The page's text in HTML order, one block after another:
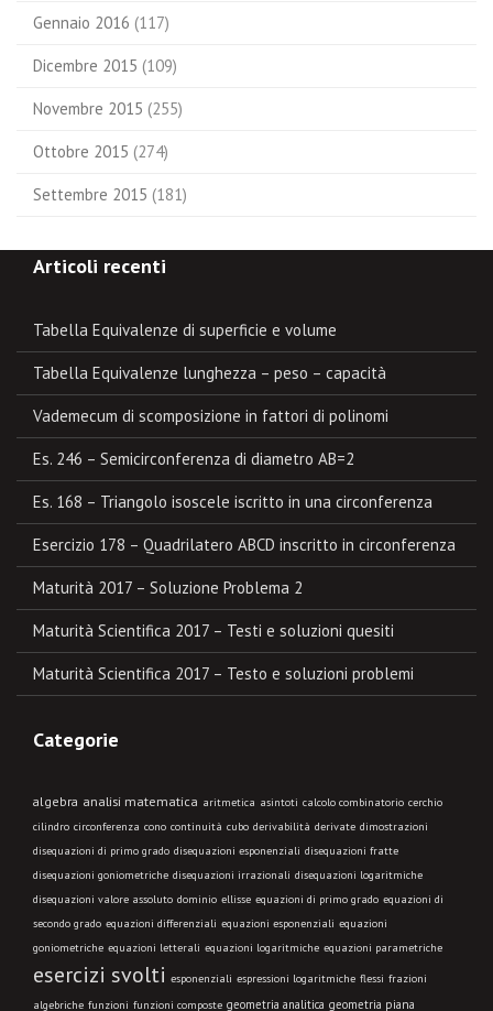
Gennaio 2016 (117)
Dicembre 2015 (109)
Novembre 2015 (255)
Ottobre 2015 (274)
Settembre 2015 (181)
Articoli recenti
Tabella Equivalenze di superficie e volume
Tabella Equivalenze lunghezza – peso – capacità
Vademecum di scomposizione in fattori di polinomi
Es. 246 – Semicirconferenza di diametro AB=2
Es. 168 – Triangolo isoscele iscritto in una circonferenza
Esercizio 178 – Quadrilatero ABCD inscritto in circonferenza
Maturità 2017 – Soluzione Problema 2
Maturità Scientifica 2017 – Testi e soluzioni quesiti
Maturità Scientifica 2017 – Testo e soluzioni problemi
Categorie
algebra analisi matematica aritmetica asintoti calcolo combinatorio cerchio
cilindro circonferenza cono continuità cubo derivabilità derivate dimostrazioni
disequazioni di primo grado disequazioni esponenziali disequazioni fratte
disequazioni goniometriche disequazioni irrazionali disequazioni logaritmiche
disequazioni valore assoluto dominio ellisse equazioni di primo grado equazioni di
secondo grado equazioni differenziali equazioni esponenziali equazioni
goniometriche equazioni letterali equazioni logaritmiche equazioni parametriche
esercizi svolti esponenziali espressioni logaritmiche flessi frazioni
algebriche funzioni funzioni composte geometria analitica geometria piana